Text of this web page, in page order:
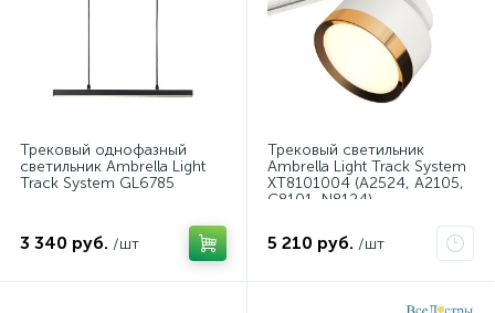
Трековый однофазный
светильник Ambrella Light
Track System GL6785
3 340 руб. /шт
Трековый светильник
Ambrella Light Track System
XT8101004 (A2524, A2105,
C8101, N8124)
5 210 руб. /шт